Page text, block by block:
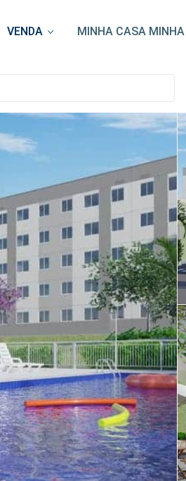
VENDA MINHA CASA MINHA